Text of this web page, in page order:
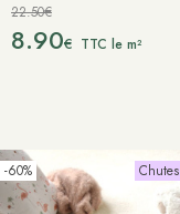
22.50€
8.90€ TTC le m²
-60%